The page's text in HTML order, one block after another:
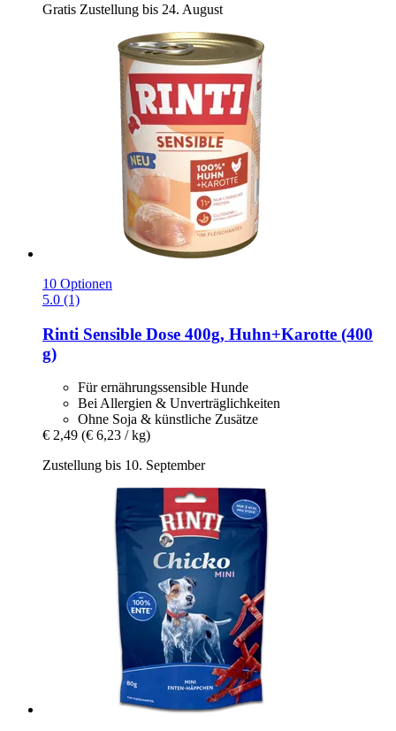
Gratis Zustellung bis 24. August
10 Optionen
5.0 (1)
Rinti Sensible Dose 400g, Huhn+Karotte (400
g)
Für ernährungssensible Hunde
Bei Allergien & Unverträglichkeiten
Ohne Soja & künstliche Zusätze
€ 2,49 (€ 6,23 / kg)
Zustellung bis 10. September